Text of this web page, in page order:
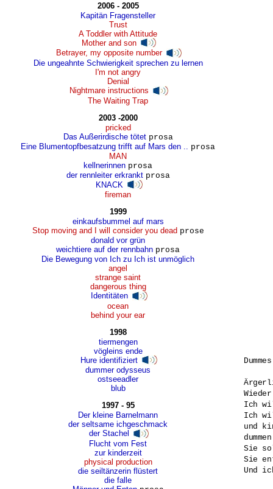
2006 - 2005
Kapitän Fragensteller
Trust
A Toddler with Attitude
Mother and son
Betrayer, my opposite number
Die ungeahnte Schwierigkeit sprechen zu lernen
I'm not angry
Denial
Nightmare instructions
The Waiting Trap
2003 -2000
pricked
Das Außerirdische tötet prosa
Eine Blumentopfbesatzung trifft auf Mars den ..
prosa
MAN
kellnerinnen prosa
der rennleiter erkrankt prosa
KNACK
fireman
1999
einkaufsbummel auf mars
Stop moving and I will consider you dead prose
donald vor grün
weichtiere auf der rennbahn prosa
Die Bewegung von Ich zu Ich ist unmöglich
angel
strange saint
dangerous thing
Identitäten
ocean
behind your ear
1998
tiermengen
vögleins ende
Hure identifiziert
dummer odysseus
ostseeadler
blub
1997 - 95
Der kleine Barnelmann
der seltsame ichgeschmack
der Stachel
Flucht vom Fest
zur kinderzeit
physical production
die seiltänzerin flüstert
die falle
Ich
Ich
und
Sie
Sie
Und